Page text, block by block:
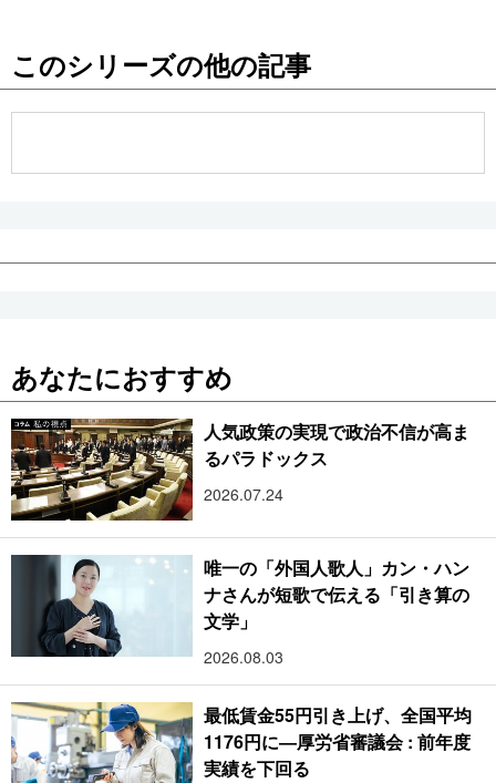
お知らせ
このシリーズの他の記事
あなたにおすすめ
人気政策の実現で政治不信が高ま
るパラドックス
2026.07.24
唯一の「外国人歌人」カン・ハン
ナさんが短歌で伝える「引き算の
文学」
2026.08.03
最低賃金55円引き上げ、全国平均
1176円に―厚労省審議会 : 前年度
実績を下回る